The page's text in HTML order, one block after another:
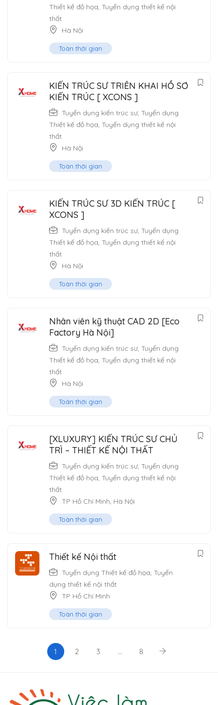
Thiết kế đồ họa, Tuyển dụng thiết kế nội
thất
Hà Nội
Toàn thời gian
KIẾN TRÚC SƯ TRIỂN KHAI HỒ SƠ
KIẾN TRÚC [ XCONS ]
Tuyển dụng kiến trúc sư, Tuyển dụng
Thiết kế đồ họa, Tuyển dụng thiết kế nội
thất
Hà Nội
Toàn thời gian
KIẾN TRÚC SƯ 3D KIẾN TRÚC [
XCONS ]
Tuyển dụng kiến trúc sư, Tuyển dụng
Thiết kế đồ họa, Tuyển dụng thiết kế nội
thất
Hà Nội
Toàn thời gian
Nhân viên kỹ thuật CAD 2D [Eco
Factory Hà Nội]
Tuyển dụng kiến trúc sư, Tuyển dụng
Thiết kế đồ họa, Tuyển dụng thiết kế nội
thất
Hà Nội
Toàn thời gian
[XLUXURY] KIẾN TRÚC SƯ CHỦ
TRÌ – THIẾT KẾ NỘI THẤT
Tuyển dụng kiến trúc sư, Tuyển dụng
Thiết kế đồ họa, Tuyển dụng thiết kế nội
thất
TP Hồ Chí Minh, Hà Nội
Toàn thời gian
Thiết kế Nội thất
Tuyển dụng Thiết kế đồ họa, Tuyển
dụng thiết kế nội thất
TP Hồ Chí Minh
Toàn thời gian
1 2 3 … 8